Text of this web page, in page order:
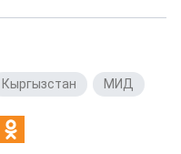
Кыргызстан МИД